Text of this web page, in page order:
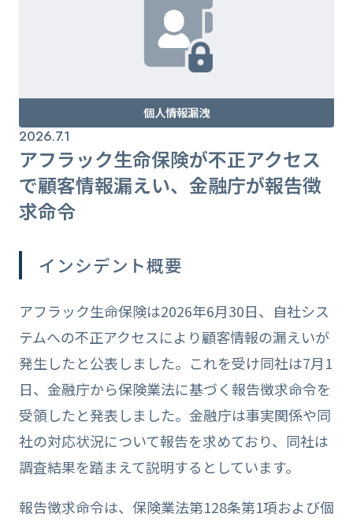
個人情報漏洩
2026.7.1
アフラック生命保険が不正アクセス
で顧客情報漏えい、金融庁が報告徴
求命令
インシデント概要
アフラック生命保険は2026年6月30日、自社シス
テムへの不正アクセスにより顧客情報の漏えいが
発生したと公表しました。これを受け同社は7月1
日、金融庁から保険業法に基づく報告徴求命令を
受領したと発表しました。金融庁は事実関係や同
社の対応状況について報告を求めており、同社は
調査結果を踏まえて説明するとしています。
報告徴求命令は、保険業法第128条第1項および個